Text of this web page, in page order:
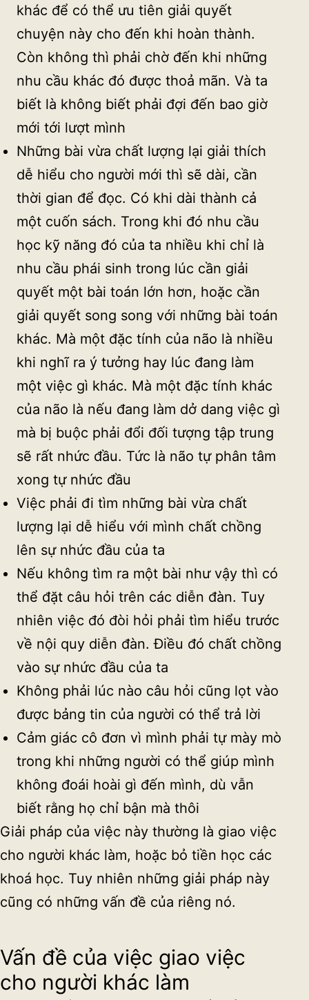
khác để có thể ưu tiên giải quyết
chuyện này cho đến khi hoàn thành.
Còn không thì phải chờ đến khi những
nhu cầu khác đó được thoả mãn. Và ta
biết là không biết phải đợi đến bao giờ
mới tới lượt mình
Những bài vừa chất lượng lại giải thích
dễ hiểu cho người mới thì sẽ dài, cần
thời gian để đọc. Có khi dài thành cả
một cuốn sách. Trong khi đó nhu cầu
học kỹ năng đó của ta nhiều khi chỉ là
nhu cầu phái sinh trong lúc cần giải
quyết một bài toán lớn hơn, hoặc cần
giải quyết song song với những bài toán
khác. Mà một đặc tính của não là nhiều
khi nghĩ ra ý tưởng hay lúc đang làm
một việc gì khác. Mà một đặc tính khác
của não là nếu đang làm dở dang việc gì
mà bị buộc phải đổi đối tượng tập trung
sẽ rất nhức đầu. Tức là não tự phân tâm
xong tự nhức đầu
Việc phải đi tìm những bài vừa chất
lượng lại dễ hiểu với mình chất chồng
lên sự nhức đầu của ta
Nếu không tìm ra một bài như vậy thì có
thể đặt câu hỏi trên các diễn đàn. Tuy
nhiên việc đó đòi hỏi phải tìm hiểu trước
về nội quy diễn đàn. Điều đó chất chồng
vào sự nhức đầu của ta
Không phải lúc nào câu hỏi cũng lọt vào
được bảng tin của người có thể trả lời
Cảm giác cô đơn vì mình phải tự mày mò
trong khi những người có thể giúp mình
không đoái hoài gì đến mình, dù vẫn
biết rằng họ chỉ bận mà thôi
Giải pháp của việc này thường là giao việc
cho người khác làm, hoặc bỏ tiền học các
khoá học. Tuy nhiên những giải pháp này
cũng có những vấn đề của riêng nó.
Vấn đề của việc giao việc
cho người khác làm